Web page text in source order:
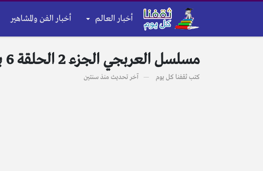
أخبار العالم أخبار الفن والمشاهير
مسلسل العربجي الجزء 2 الحلقة 6 بريستيج HD كاملة بجودة عالية رمضان 2024
كتبثقفنا كل يوم آخر تحديث منذ سنتين